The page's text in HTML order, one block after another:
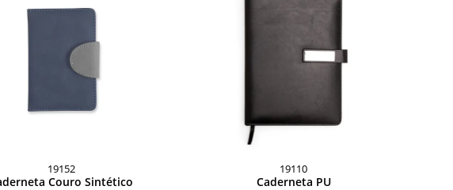
19152
Couro Sintético
19110
Caderneta PU